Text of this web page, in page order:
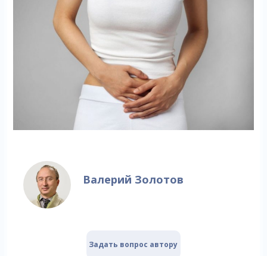
Валерий Золотов
Задать вопрос автору